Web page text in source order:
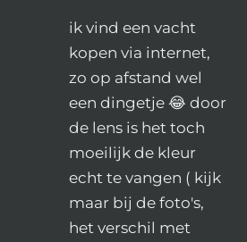
ik vind een vacht
kopen via internet,
zo op afstand wel
een dingetje 😂 door
de lens is het toch
moeilijk de kleur
echt te vangen ( kijk
maar bij de foto's,
het verschil met